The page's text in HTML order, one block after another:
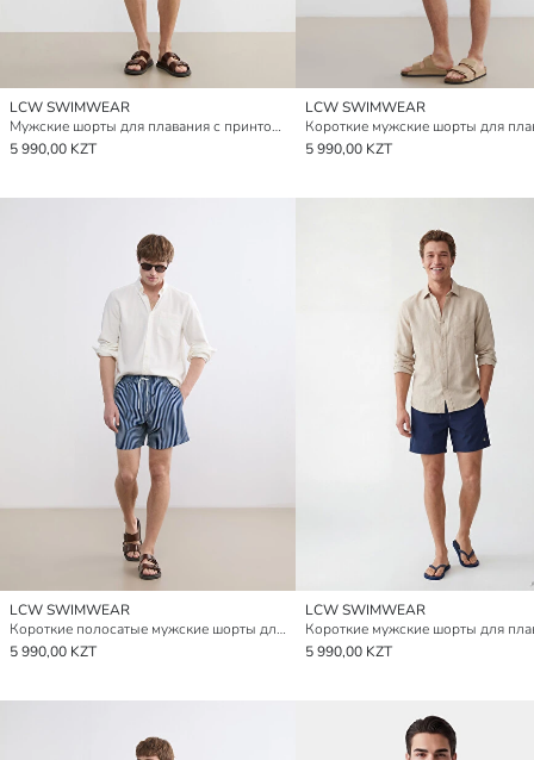
LCW SWIMWEAR
Мужские шорты для плавания с принтом «Лос-Анджелес»
5 990,00 KZT
LCW SWIMWEAR
Короткие мужские шорты для
5 990,00 KZT
LCW SWIMWEAR
Короткие полосатые мужские шорты для плавания
5 990,00 KZT
LCW SWIMWEAR
Короткие мужские шорты для
5 990,00 KZT